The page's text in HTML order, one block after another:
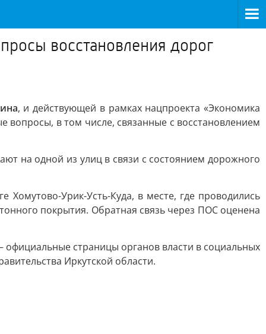
восстановления дорог
, и действующей в рамках нацпроекта «Экономика
в том числе, связанные с восстановлением
на одной из улиц в связи с состоянием дорожного
Хомутово-Урик-Усть-Куда, в месте, где проводились
покрытия. Обратная связь через ПОС оценена
страницы органов власти в социальных
Иркутской области.